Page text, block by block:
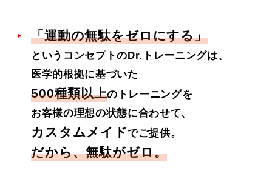
「運動の無駄をゼロにする」
というコンセプトのDr.トレーニングは、
医学的根拠に基づいた
500種類以上のトレーニングを
お客様の理想の状態に合わせて、
カスタムメイドでご提供。
だから、無駄がゼロ。